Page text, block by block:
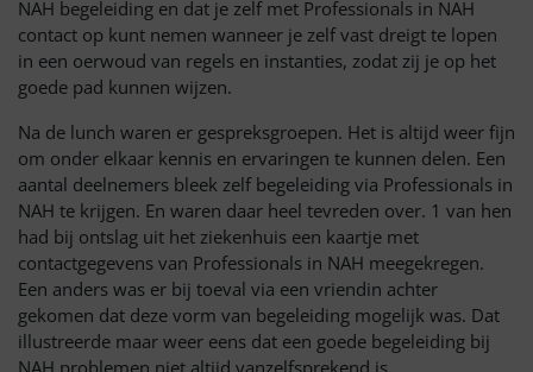
NAH begeleiding en dat je zelf met Professionals in NAH
contact op kunt nemen wanneer je zelf vast dreigt te lopen
in een oerwoud van regels en instanties, zodat zij je op het
goede pad kunnen wijzen.
Na de lunch waren er gespreksgroepen. Het is altijd weer fijn
om onder elkaar kennis en ervaringen te kunnen delen. Een
aantal deelnemers bleek zelf begeleiding via Professionals in
NAH te krijgen. En waren daar heel tevreden over. 1 van hen
had bij ontslag uit het ziekenhuis een kaartje met
contactgegevens van Professionals in NAH meegekregen.
Een anders was er bij toeval via een vriendin achter
gekomen dat deze vorm van begeleiding mogelijk was. Dat
illustreerde maar weer eens dat een goede begeleiding bij